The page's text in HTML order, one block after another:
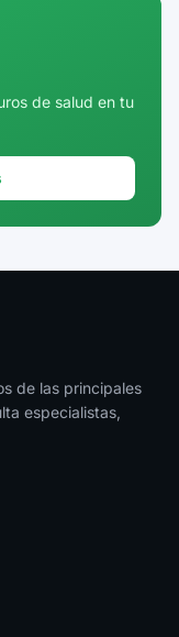
de salud en tu
de las principales
especialistas,